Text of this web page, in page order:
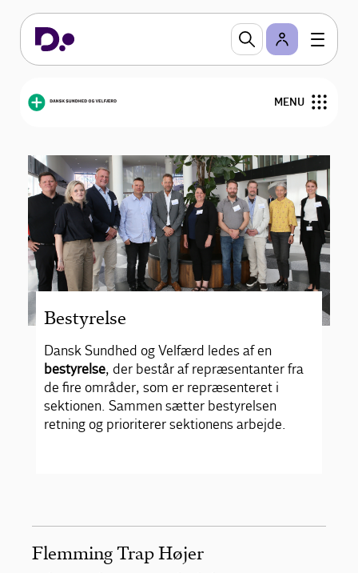
MENU
Bliv medlem
Om DSV
Personalejura
Nyheder og analyser
Arrangementer
Kontakt
Bestyrelse
Her finder du en oversigt over
Bestyrelse
Dansk Sundhed og Velfærd ledes af en
bestyrelse, der består af repræsentanter fra
de fire områder, som er repræsenteret i
sektionen. Sammen sætter bestyrelsen
retning og prioriterer sektionens arbejde.
Flemming Trap Højer